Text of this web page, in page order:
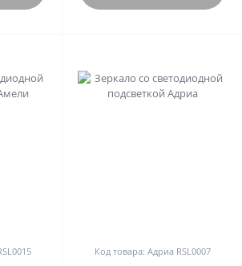
Код товара: Адриа RSL0007